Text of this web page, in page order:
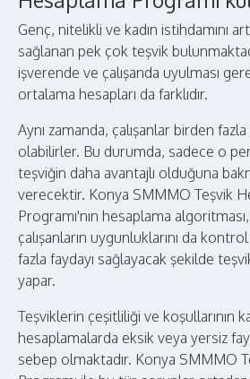
Genç, nitelikli ve kadın istihdamını
sağlanan pek çok teşvik
işverende ve çalışanda uyulması
ortalama hesapları da farklıdır.
Aynı zamanda, çalışanlar birden
olabilirler. Bu durumda, sadece o
teşviğin daha avantajlı olduğuna
verecektir. Konya SMMMO Teşvik
Programı'nın hesaplama
çalışanların uygunluklarını da
fazla faydayı sağlayacak şekilde
yapar.
Teşviklerin çeşitliliği ve koşullarının
hesaplamalarda eksik veya yersiz
sebep olmaktadır. Konya SMMMO